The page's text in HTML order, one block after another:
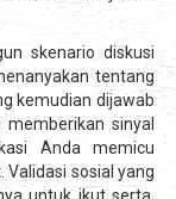
skenario diskusi
tentang
kemudian dijawab
sinyal
Anda memicu
sosial yang